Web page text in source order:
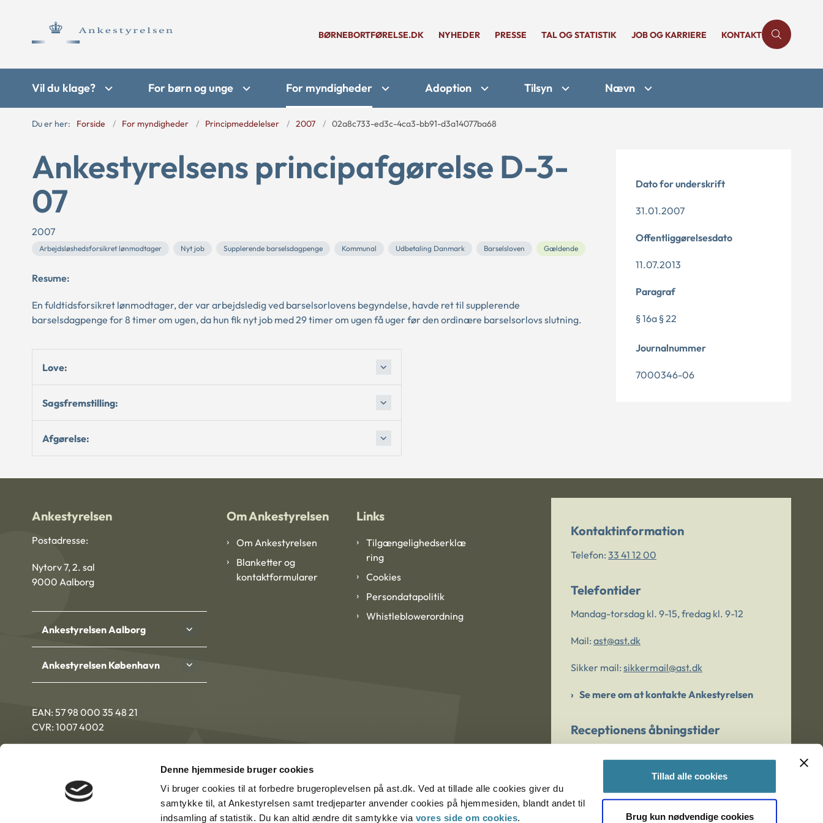
Denne hjemmeside bruger cookies
Vi bruger cookies til at forbedre brugeroplevelsen på ast.dk. Ved at tillade alle cookies giver du
samtykke til, at Ankestyrelsen samt tredjeparter anvender cookies på hjemmesiden, blandt andet til
indsamling af statistik. Du kan altid ændre dit samtykke via vores side om cookies.
Tillad alle cookies
Brug kun nødvendige cookies
BØRNEBORTFØRELSE.DK NYHEDER PRESSE TAL OG STATISTIK JOB OG KARRIERE KONTAKT
Vil du klage? For børn og unge For myndigheder Adoption Tilsyn Nævn
Du er her: Forside For myndigheder Principmeddelelser 2007 02a8c733-ed3c-4ca3-bb91-d3a14077ba68
Ankestyrelsens principafgørelse D-3-
07
2007
Arbejdsløshedsforsikret lønmodtager Nyt job Supplerende barselsdagpenge Kommunal Udbetaling Danmark Barselsloven Gældende
Resume:
En fuldtidsforsikret lønmodtager, der var arbejdsledig ved barselsorlovens begyndelse, havde ret til supplerende
barselsdagpenge for 8 timer om ugen, da hun fik nyt job med 29 timer om ugen få uger før den ordinære barselsorlovs slutning.
Love:
Sagsfremstilling:
Afgørelse:
Dato for underskrift
31.01.2007
Offentliggørelsesdato
11.07.2013
Paragraf
§ 16a § 22
Journalnummer
7000346-06
Ankestyrelsen
Postadresse:
Nytorv 7, 2. sal
9000 Aalborg
Ankestyrelsen Aalborg
Ankestyrelsen København
EAN: 57 98 000 35 48 21
CVR: 1007 4002
Om Ankestyrelsen
Om Ankestyrelsen
Blanketter og
kontaktformularer
Links
Tilgængelighedserklæ
ring
Cookies
Persondatapolitik
Whistleblowerordning
Kontaktinformation
Telefon: 33 41 12 00
Telefontider
Mandag-torsdag kl. 9-15, fredag kl. 9-12
Mail: ast@ast.dk
Sikker mail: sikkermail@ast.dk
Se mere om at kontakte Ankestyrelsen
Receptionens åbningstider
Er du bekymret for et barn/en ung?